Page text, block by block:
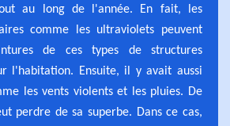
au long de l'année. En fait, les
comme les ultraviolets peuvent
de ces types de structures
l'habitation. Ensuite, il y avait aussi
les vents violents et les pluies. De
perdre de sa superbe. Dans ce cas,